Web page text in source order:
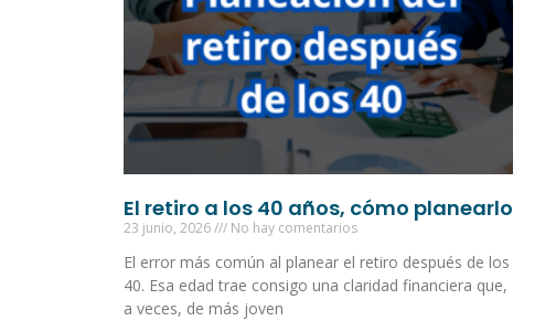
El retiro a los 40 años, cómo planearlo
23 junio, 2026 No hay comentarios
El error más común al planear el retiro después de los
40. Esa edad trae consigo una claridad financiera que,
a veces, de más joven